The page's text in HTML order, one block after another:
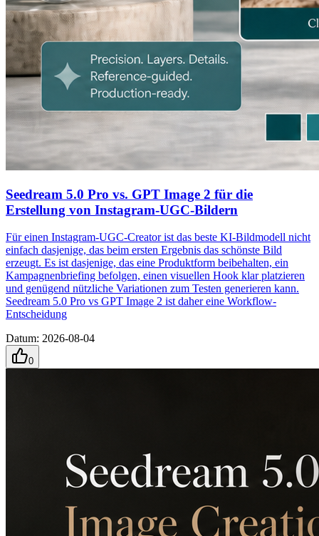
Seedream 5.0 Pro vs. GPT Image 2 für die
Erstellung von Instagram-UGC-Bildern
Für einen Instagram-UGC-Creator ist das beste KI-Bildmodell nicht
einfach dasjenige, das beim ersten Ergebnis das schönste Bild
erzeugt. Es ist dasjenige, das eine Produktform beibehalten, ein
Kampagnenbriefing befolgen, einen visuellen Hook klar platzieren
und genügend nützliche Variationen zum Testen generieren kann.
Seedream 5.0 Pro vs GPT Image 2 ist daher eine Workflow-
Entscheidung
Datum: 2026-08-04
0